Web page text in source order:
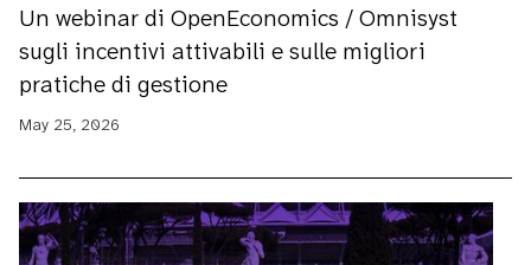
Un webinar di OpenEconomics / Omnisyst
sugli incentivi attivabili e sulle migliori
pratiche di gestione
May 25, 2026